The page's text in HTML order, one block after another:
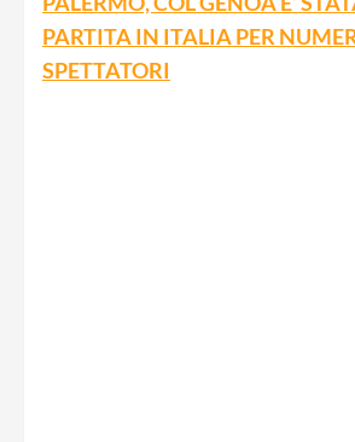
PARTITA IN ITALIA PER
SPETTATORI